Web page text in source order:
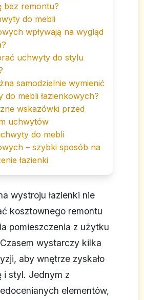
bez remontu?
do mebli
wpływają na wygląd
uchwyty do stylu
samodzielnie wymienić
do mebli łazienkowych?
wskazówki przed
uchwytów
do mebli
– szybki sposób na
łazienki
wystroju łazienki nie
kosztownego remontu
pomieszczenia z użytku
wystarczy kilka
aby wnętrze zyskało
i styl. Jednym z
elementów,